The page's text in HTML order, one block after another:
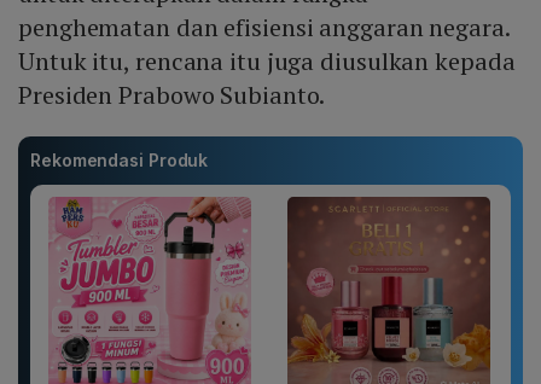
penghematan dan efisiensi anggaran negara.
Untuk itu, rencana itu juga diusulkan kepada
Presiden Prabowo Subianto.
Rekomendasi Produk